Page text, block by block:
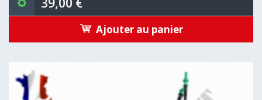
Ajouter au panier